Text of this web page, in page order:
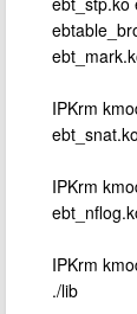
IPKrm
IPKrm
IPKrm
./lib